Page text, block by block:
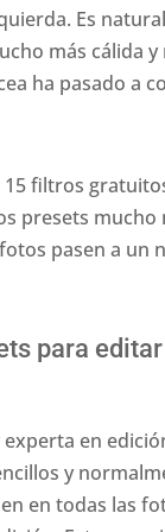
Es
más cálida
ha pasado a
15 filtros
presets
pasen a un
para
experta en
y
en todas las